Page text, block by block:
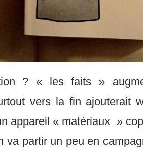
? « les faits »
vers la fin ajouterait
appareil « matériaux »
va partir un peu en